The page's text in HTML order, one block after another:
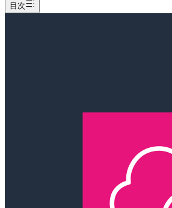
目次